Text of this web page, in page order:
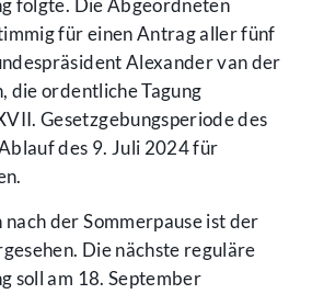
folgte. Die Abgeordneten
für einen Antrag aller fünf
Alexander van der
die ordentliche Tagung
Gesetzgebungsperiode des
des 9. Juli 2024 für
nach der Sommerpause ist der
Die nächste reguläre
soll am 18. September